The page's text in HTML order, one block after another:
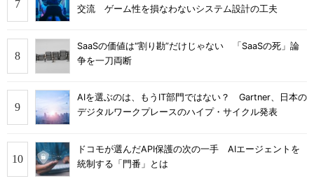
交流 ゲーム性を損なわないシステム設計の工夫
SaaSの価値は“割り勘”だけじゃない 「SaaSの死」論
争を一刀両断
AIを選ぶのは、もうIT部門ではない？ Gartner、日本の
デジタルワークプレースのハイプ・サイクル発表
ドコモが選んだAPI保護の次の一手 AIエージェントを
統制する「門番」とは